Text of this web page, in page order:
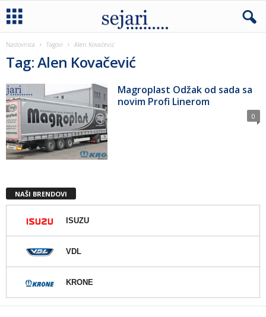
Naslovnica Tagovi Alen Kovačević
Tag: Alen Kovačević
Magroplast Odžak od sada sa
novim Profi Linerom
0
NAŠI BRENDOVI
ISUZU
VDL
KRONE